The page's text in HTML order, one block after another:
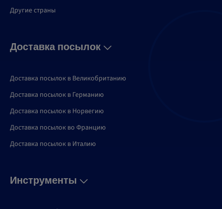
Другие страны
Доставка посылок
Доставка посылок в Великобританию
Доставка посылок в Германию
Доставка посылок в Норвегию
Доставка посылок во Францию
Доставка посылок в Италию
Инструменты